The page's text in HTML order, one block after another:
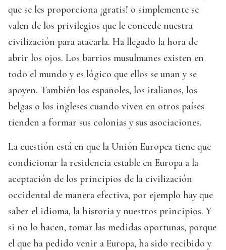
que se les proporciona ¡gratis! o simplemente se
valen de los privilegios que le concede nuestra
civilización para atacarla. Ha llegado la hora de
abrir los ojos. Los barrios musulmanes existen en
todo el mundo y es lógico que ellos se unan y se
apoyen. También los españoles, los italianos, los
belgas o los ingleses cuando viven en otros países
tienden a formar sus colonias y sus asociaciones.
La cuestión está en que la Unión Europea tiene que
condicionar la residencia estable en Europa a la
aceptación de los principios de la civilización
occidental de manera efectiva, por ejemplo hay que
saber el idioma, la historia y nuestros principios. Y
si no lo hacen, tomar las medidas oportunas, porque
el que ha pedido venir a Europa, ha sido recibido y